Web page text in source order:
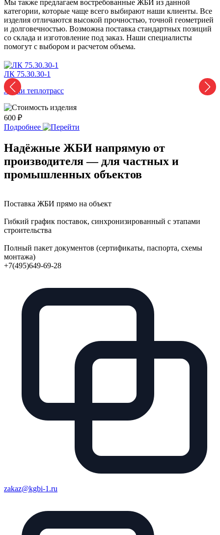
Мы также предлагаем востребованные ЖБИ из данной
категории, которые чаще всего выбирают наши клиенты. Все
изделия отличаются высокой прочностью, точной геометрией
и долговечностью. Возможна поставка стандартных позиций
со склада и изготовление под заказ. Наши специалисты
помогут с выбором и расчетом объема.
ЛК 75.30.30-1
Лотки теплотрасс
600 ₽
Подробнее
Надёжные ЖБИ напрямую от
производителя — для частных и
промышленных объектов
Поставка ЖБИ прямо на объект
Гибкий график поставок, синхронизированный с этапами
строительства
Полный пакет документов (сертификаты, паспорта, схемы
монтажа)
+7(495)649-69-28
zakaz@kgbi-1.ru